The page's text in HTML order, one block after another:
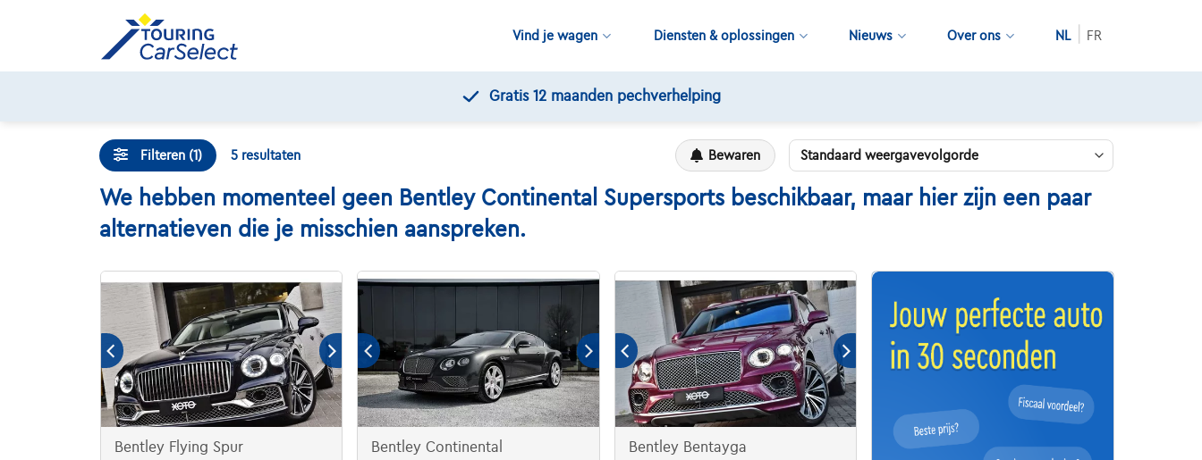
Vind je wagen Diensten & oplossingen Nieuws Over ons NL FR
Gratis 12 maanden pechverhelping
Filteren (1) 5 resultaten Bewaren
We hebben momenteel geen Bentley Continental Supersports beschikbaar, maar hier zijn een paar
alternatieven die je misschien aanspreken.
Bentley Flying Spur Bentley Continental Bentley Bentayga